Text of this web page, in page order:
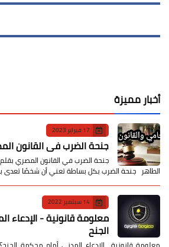
أخبار مميزة
17 فبراير 2023
جنحة الضرب في القانون
جنحة الضرب في القانون المصري
الطاهر جنحة الضرب بكل بساطة تعني أن شخصًا تعدى
14 سبتمبر 2022
معلومة قانونية - الإدعاء
الجنح